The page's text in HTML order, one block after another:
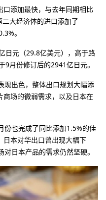
添加最快，与去年同期相比
大经济体的进口添加了
。
日元（29.8亿美元），高于路
月份修订后的2941亿日元。
现出色，整体出口规划大幅添
场的微弱需求，以及日本在
份也完成了同比添加1.5%的佳
日本对华出口曾出现大幅下
日本产品的需求仍然坚硬。